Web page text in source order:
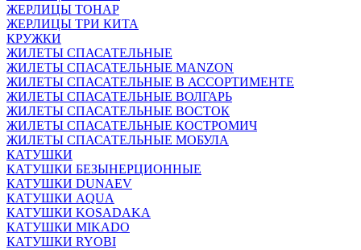
ЖЕРЛИЦЫ ТОНАР
ЖЕРЛИЦЫ ТРИ КИТА
КРУЖКИ
ЖИЛЕТЫ СПАСАТЕЛЬНЫЕ
ЖИЛЕТЫ СПАСАТЕЛЬНЫЕ MANZON
ЖИЛЕТЫ СПАСАТЕЛЬНЫЕ В АССОРТИМЕНТЕ
ЖИЛЕТЫ СПАСАТЕЛЬНЫЕ ВОЛГАРЬ
ЖИЛЕТЫ СПАСАТЕЛЬНЫЕ ВОСТОК
ЖИЛЕТЫ СПАСАТЕЛЬНЫЕ КОСТРОМИЧ
ЖИЛЕТЫ СПАСАТЕЛЬНЫЕ МОБУЛА
КАТУШКИ
КАТУШКИ БЕЗЫНЕРЦИОННЫЕ
КАТУШКИ DUNAEV
КАТУШКИ AQUA
КАТУШКИ KOSADAKA
КАТУШКИ MIKADO
КАТУШКИ RYOBI